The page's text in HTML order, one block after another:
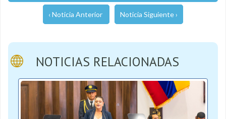
‹ Noticia Anterior Noticia Siguiente ›
NOTICIAS RELACIONADAS